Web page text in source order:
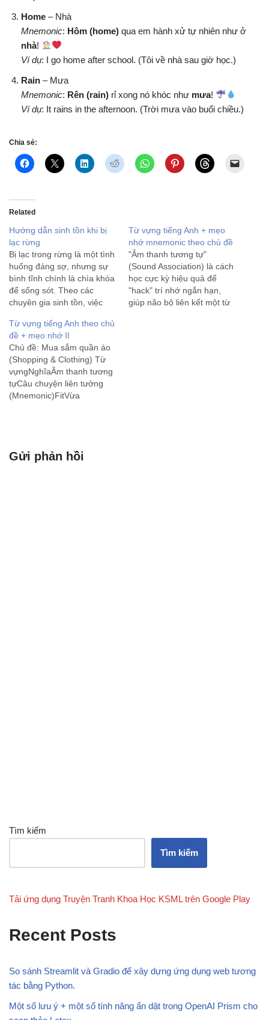
Home – Nhà
Mnemonic: Hôm (home) qua em hành xử tự nhiên như ở
nhà!
Ví dụ: I go home after school. (Tôi về nhà sau giờ học.)
Rain – Mưa
Mnemonic: Rên (rain) rỉ xong nó khóc như mưa!
Ví dụ: It rains in the afternoon. (Trời mưa vào buổi chiều.)
Chia sẻ:
Related
Hướng dẫn sinh tồn khi bị
lạc rừng
Bị lạc trong rừng là một tình
huống đáng sợ, nhưng sự
bình tĩnh chính là chìa khóa
để sống sót. Theo các
chuyên gia sinh tồn, việc
năng lượng và dẫn đến
những quyết định sai lầm.
Dưới đây là quy trình xử
lý…
Từ vựng tiếng Anh + mẹo
nhớ mnemonic theo chủ đề
"Âm thanh tương tự"
(Sound Association) là cách
học cực kỳ hiệu quả để
"hack" trí nhớ ngắn hạn,
giúp não bộ liên kết một từ
Từ vựng tiếng Anh theo chủ
đề + mẹo nhớ II
Chủ đề: Mua sắm quần áo
(Shopping & Clothing) Từ
vựngNghĩaÂm thanh tương
tựCâu chuyện liên tưởng
(Mnemonic)FitVừa
đến tai.LooseRộngLuMặc
Gửi phản hồi
Tìm kiếm
Tìm kiếm
Tải ứng dụng Truyện Tranh Khoa Học KSML trên Google Play
Recent Posts
So sánh Streamlit và Gradio để xây dựng ứng dụng web tương
tác bằng Python.
Một số lưu ý + một số tính năng ẩn dật trong OpenAI Prism cho